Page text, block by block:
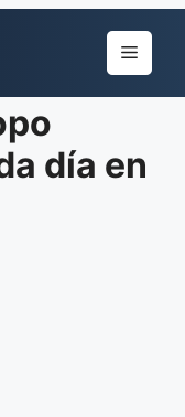
Menu
día en